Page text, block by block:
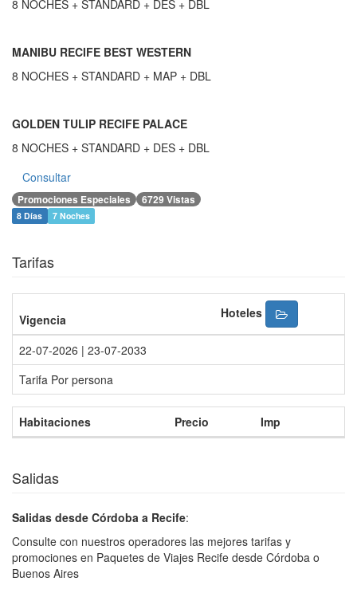
8 NOCHES + STANDARD + DES + DBL
MANIBU RECIFE BEST WESTERN
8 NOCHES + STANDARD + MAP + DBL
GOLDEN TULIP RECIFE PALACE
8 NOCHES + STANDARD + DES + DBL
Consultar
Promociones Especiales 6729 Vistas
8 Días 7 Noches
Tarifas
Vigencia Hoteles
22-07-2026 | 23-07-2033
Tarifa Por persona
Habitaciones Precio Imp
Salidas
Salidas desde Córdoba a Recife:
Consulte con nuestros operadores las mejores tarifas y
promociones en Paquetes de Viajes Recife desde Córdoba o
Buenos Aires